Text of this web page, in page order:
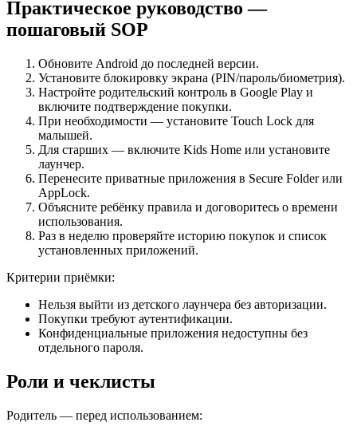
Практическое руководство —
пошаговый SOP
Обновите Android до последней версии.
Установите блокировку экрана (PIN/пароль/биометрия).
Настройте родительский контроль в Google Play и
включите подтверждение покупки.
При необходимости — установите Touch Lock для
малышей.
Для старших — включите Kids Home или установите
лаунчер.
Перенесите приватные приложения в Secure Folder или
AppLock.
Объясните ребёнку правила и договоритесь о времени
использования.
Раз в неделю проверяйте историю покупок и список
установленных приложений.
Критерии приёмки:
Нельзя выйти из детского лаунчера без авторизации.
Покупки требуют аутентификации.
Конфиденциальные приложения недоступны без
отдельного пароля.
Роли и чеклисты
Родитель — перед использованием: